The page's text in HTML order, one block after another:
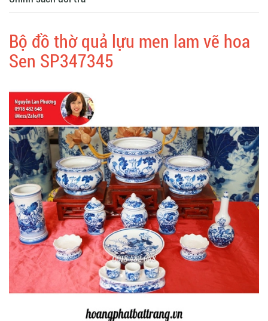
Bộ đồ thờ quả lựu men lam vẽ hoa
Sen SP347345